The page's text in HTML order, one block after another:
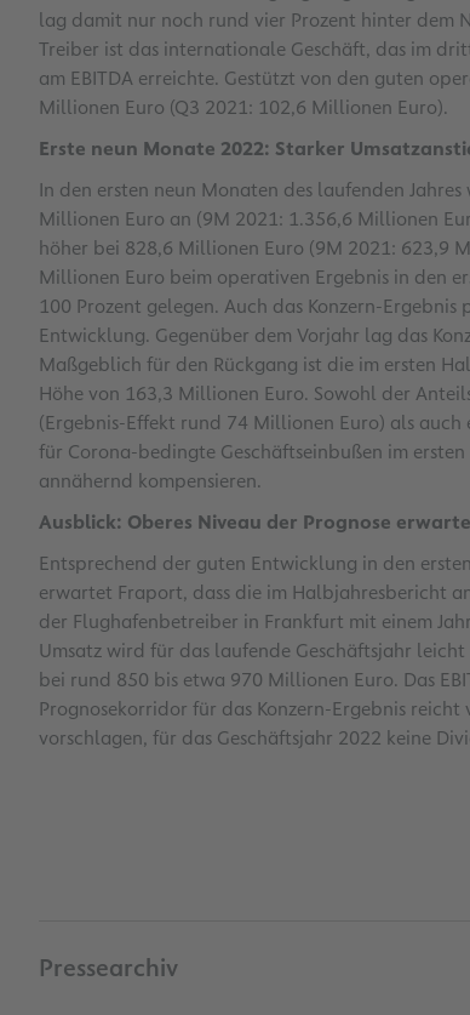
lag damit nur noch rund vier Prozent hinter dem
Treiber ist das internationale Geschäft, das im
am EBITDA erreichte. Gestützt von den guten
Millionen Euro (Q3 2021: 102,6 Millionen Euro).
Erste neun Monate 2022: Starker
In den ersten neun Monaten des laufenden
Millionen Euro an (9M 2021: 1.356,6 Millionen
höher bei 828,6 Millionen Euro (9M 2021: 623,9
Millionen Euro beim operativen Ergebnis in den
100 Prozent gelegen. Auch das Konzern-
Entwicklung. Gegenüber dem Vorjahr lag das
Maßgeblich für den Rückgang ist die im ersten
Höhe von 163,3 Millionen Euro. Sowohl der
(Ergebnis-Effekt rund 74 Millionen Euro) als
für Corona-bedingte Geschäftseinbußen im
annähernd kompensieren.
Ausblick: Oberes Niveau der Prognose
Entsprechend der guten Entwicklung in den
erwartet Fraport, dass die im Halbjahresbericht
der Flughafenbetreiber in Frankfurt mit einem
Umsatz wird für das laufende Geschäftsjahr
bei rund 850 bis etwa 970 Millionen Euro. Das
Prognosekorridor für das Konzern-Ergebnis
vorschlagen, für das Geschäftsjahr 2022 keine
Pressearchiv